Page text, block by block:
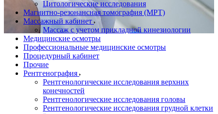
Цитологические исследования
Магнитно-резонансная томография (МРТ)
Массажный кабинет
Массаж с учетом прикладной кинезиологии
Медицинские осмотры
Профессиональные медицинские осмотры
Процедурный кабинет
Прочие
Рентгенография
Рентгенологические исследования верхних
конечностей
Рентгенологические исследования головы
Рентгенологические исследования грудной клетки